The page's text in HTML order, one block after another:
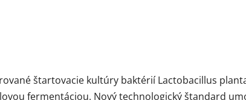
štartovacie kultúry baktérií Lactobacillus
fermentáciou. Nový technologický štandard